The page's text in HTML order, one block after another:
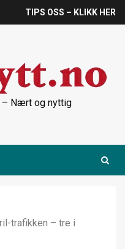
TIPS OSS – KLIKK HER
– Nært og nyttig
trafikken – tre i